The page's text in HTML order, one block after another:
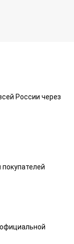
России через